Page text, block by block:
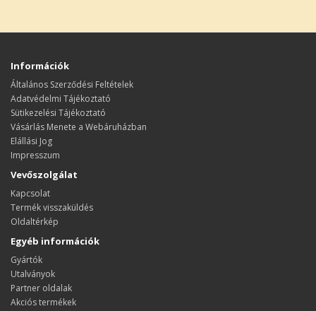
Információk
Általános Szerződési Feltételek
Adatvédelmi Tájékoztató
Sütikezelési Tájékoztató
Vásárlás Menete a Webáruházban
Elállási Jog
Impresszum
Vevőszolgálat
Kapcsolat
Termék visszaküldés
Oldaltérkép
Egyéb információk
Gyártók
Utalványok
Partner oldalak
Akciós termékek